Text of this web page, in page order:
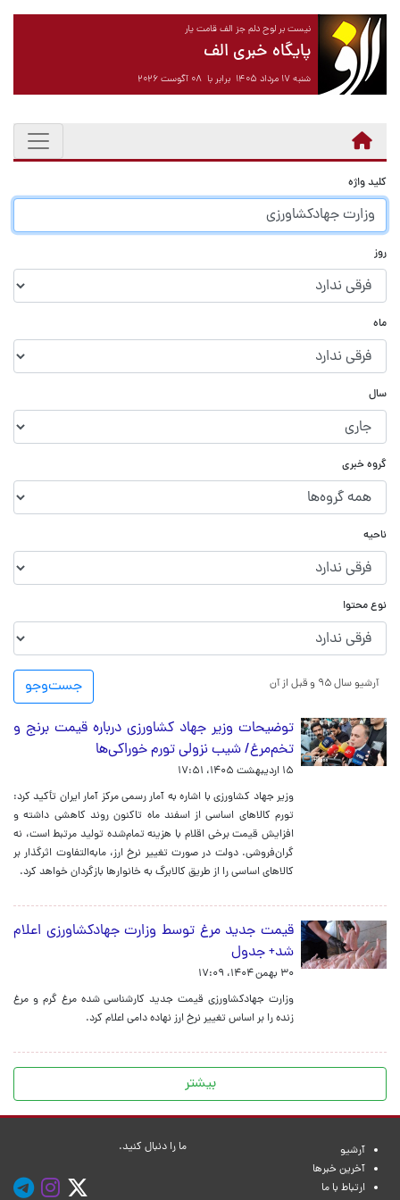
نیست بر لوح دلم جز الف قامت یار
پایگاه خبری الف
شنبه ۱۷ مرداد ۱۴۰۵ برابر با ۰۸ آگوست ۲۰۲۶
کلید واژه
روز
ماه
سال
گروه خبری
ناحیه
نوع محتوا
جست‌و‌جو آرشیو سال ۹۵ و قبل از آن
توضیحات وزیر جهاد کشاورزی درباره قیمت برنج و
تخم‌مرغ/ شیب نزولی تورم خوراکی‌ها
۱۵ اردیبهشت ۱۴۰۵، ۱۷:۵۱
وزیر جهاد کشاورزی با اشاره به آمار رسمی مرکز آمار ایران تأکید کرد:
تورم کالاهای اساسی از اسفند ماه تاکنون روند کاهشی داشته و
افزایش قیمت برخی اقلام با هزینه تمام‌شده تولید مرتبط است، نه
گران‌فروشی. دولت در صورت تغییر نرخ ارز، مابه‌التفاوت اثرگذار بر
کالاهای اساسی را از طریق کالابرگ به خانوارها بازگردان خواهد کرد.
قیمت جدید مرغ توسط وزارت جهادکشاورزی اعلام
شد+ جدول
۳۰ بهمن ۱۴۰۴، ۱۷:۰۹
وزارت جهادکشاورزی قیمت جدید کارشناسی شده مرغ گرم و مرغ
زنده را بر اساس تغییر نرخ ارز نهاده دامی اعلام کرد.
بیشتر
آرشیو
آخرین خبرها
ارتباط با ما
ما را دنبال کنید.